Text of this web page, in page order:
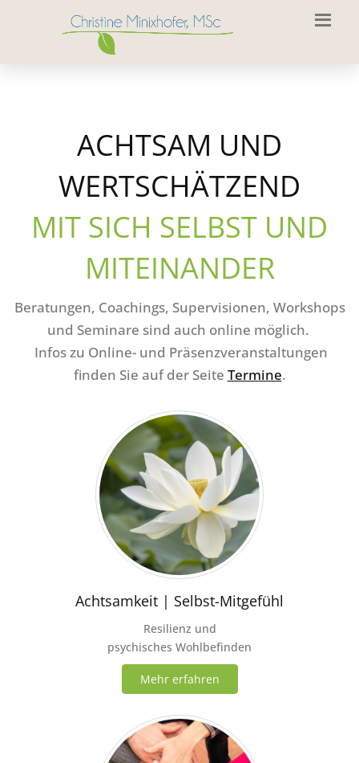
ACHTSAM UND
WERTSCHÄTZEND
MIT SICH SELBST UND
MITEINANDER
Beratungen, Coachings, Supervisionen, Workshops
und Seminare sind auch online möglich.
Infos zu Online- und Präsenzveranstaltungen
finden Sie auf der Seite Termine.
Achtsamkeit | Selbst-Mitgefühl
Resilienz und
psychisches Wohlbefinden
Mehr erfahren